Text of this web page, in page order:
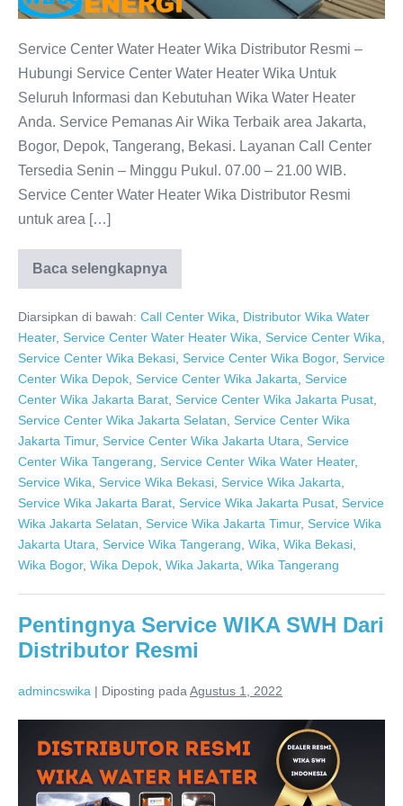
Resmi
Service Center Water Heater Wika Distributor Resmi –
Hubungi Service Center Water Heater Wika Untuk
Seluruh Informasi dan Kebutuhan Wika Water Heater
Anda. Service Pemanas Air Wika Terbaik area Jakarta,
Bogor, Depok, Tangerang, Bekasi. Layanan Call Center
Tersedia Senin – Minggu Pukul. 07.00 – 21.00 WIB.
Service Center Water Heater Wika Distributor Resmi
untuk area […]
Baca selengkapnya
Service
Center
Heater
WIKA
–
Distributor
Resmi
Diarsipkan di bawah: Call Center Wika
Distributor Wika Water
Heater, Service Center Water Heater Wika Service Center Wika
Service Center Wika Bekasi Service Center Wika Bogor, Service
Center Wika Depok Service Center Wika Jakarta
Service
Center Wika Jakarta Barat Service Center Wika Jakarta Pusat
Service Center Wika Jakarta Selatan
Service Center Wika
Jakarta Timur, Service Center Wika Jakarta Utara
Service
Center Wika Tangerang
Service Center Wika Water Heater,
Service Wika
Service Wika Bekasi Service Wika Jakarta
Service Wika Jakarta Barat Service Wika Jakarta Pusat Service
Wika Jakarta Selatan
Service Wika Jakarta Timur, Service Wika
Jakarta Utara
Service Wika Tangerang Wika Wika Bekasi
Wika Bogor, Wika Depok Wika Jakarta Wika Tangerang
Pentingnya Service WIKA SWH Dari
Distributor Resmi
admincswika | Diposting pada Agustus 1, 2022
Service
WIKA